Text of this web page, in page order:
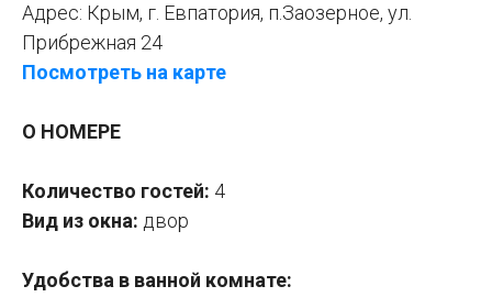
Адрес: Крым, г. Евпатория, п.Заозерное, ул.
Прибрежная 24
Посмотреть на карте
О НОМЕРЕ
Количество гостей: 4
Вид из окна: двор
Удобства в ванной комнате: